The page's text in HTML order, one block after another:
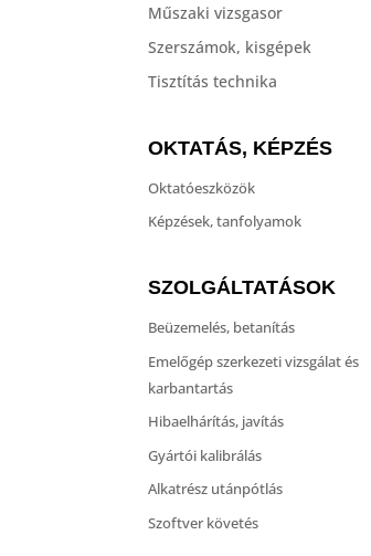
Műszaki vizsgasor
Szerszámok, kisgépek
Tisztítás technika
OKTATÁS, KÉPZÉS
Oktatóeszközök
Képzések, tanfolyamok
SZOLGÁLTATÁSOK
Beüzemelés, betanítás
Emelőgép szerkezeti vizsgálat és
karbantartás
Hibaelhárítás, javítás
Gyártói kalibrálás
Alkatrész utánpótlás
Szoftver követés